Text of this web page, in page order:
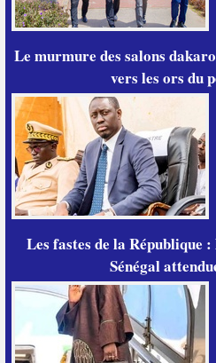
Le murmure des salons
vers les ors du
Les fastes de la République
Sénégal